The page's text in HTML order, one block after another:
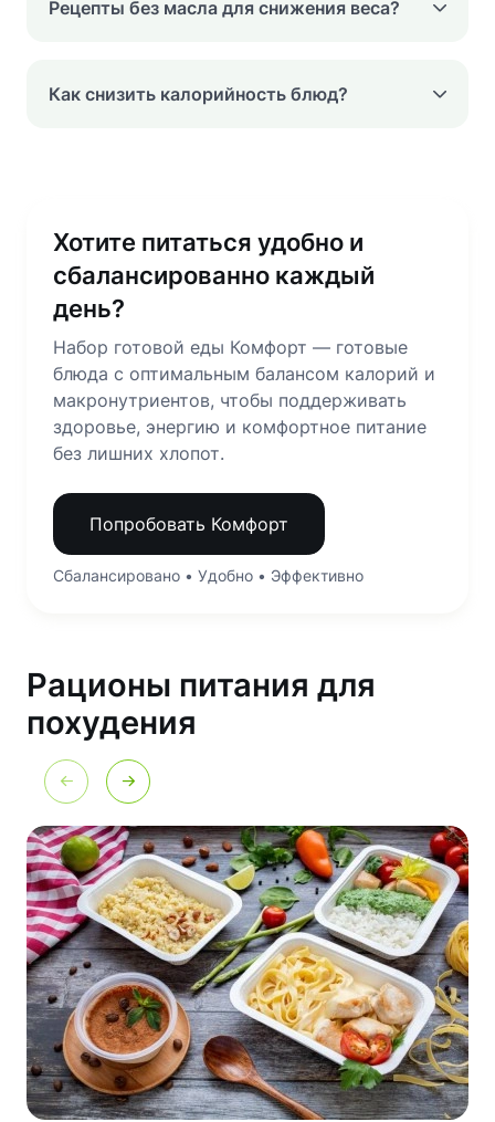
Рецепты без масла для снижения веса?
Как снизить калорийность блюд?
Хотите питаться удобно и
сбалансированно каждый
день?
Набор готовой еды Комфорт — готовые
блюда с оптимальным балансом калорий и
макронутриентов, чтобы поддерживать
здоровье, энергию и комфортное питание
без лишних хлопот.
Попробовать Комфорт
Сбалансировано • Удобно • Эффективно
Рационы питания для
похудения